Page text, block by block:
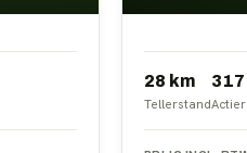
28 km
Tellerstand
317